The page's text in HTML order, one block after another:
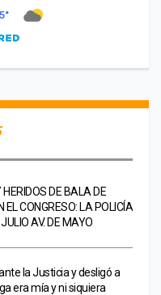
HERIDOS DE BALA DE
CONGRESO: LA POLICÍA
AV. DE MAYO
la Justicia y desligó a
era mía y ni siquiera